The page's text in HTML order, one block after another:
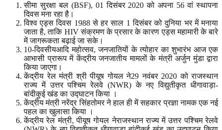
सीमा सुरक्षा बल (BSF), 01 दिसंबर 2020 को अपना 56 वां स्थापना
दिवस मना रहा है।
विश्व एड्स दिवस 1988 से हर साल 1 दिसंबर को दुनिया भर में मनाया
जाता है, ताकि HIV संक्रमण के प्रसार के कारण एड्स महामारी के बारे
में जागरूकता बढ़ाई जा सके।
10-दिवसीयआदि महोत्सव, जनजातियों के त्योहार का शुभारंभ आज एक
आभासी प्रारूप में केंद्रीय जनजातीय मामलों के मंत्री अर्जुन मुंडा द्वारा
किया जाएगा।
केंद्रीय रेल मंत्री श्री पीयूष गोयल ने29 नवंबर 2020 को राजस्थान
राज्य में उत्तर पश्चिम रेलवे (NWR) के नए विद्युतीकृत धीगावाड़ा-
बांदीकुई खंड का उद्घाटन किया ।
केंद्रीय मंत्री नरेंद्र सिंहतोमर ने हाल ही में सहकार प्रज्ञा नामक एक नई
पहल का खुलासा किया ।
केंद्रीय रेल मंत्री, पीयूष गोयल नेराजस्थान राज्य में उत्तर पश्चिम रेलवे